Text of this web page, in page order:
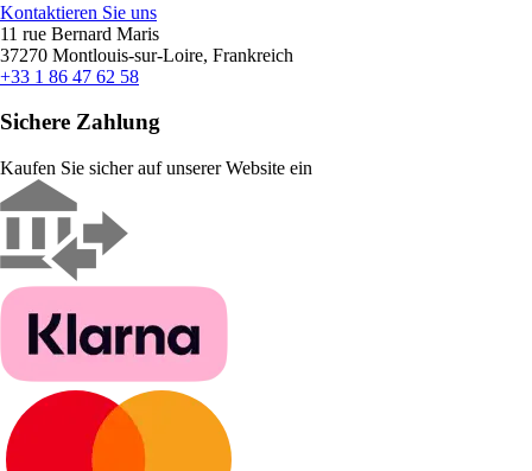
Kontaktieren Sie uns
11 rue Bernard Maris
37270 Montlouis-sur-Loire, Frankreich
+33 1 86 47 62 58
Sichere Zahlung
Kaufen Sie sicher auf unserer Website ein